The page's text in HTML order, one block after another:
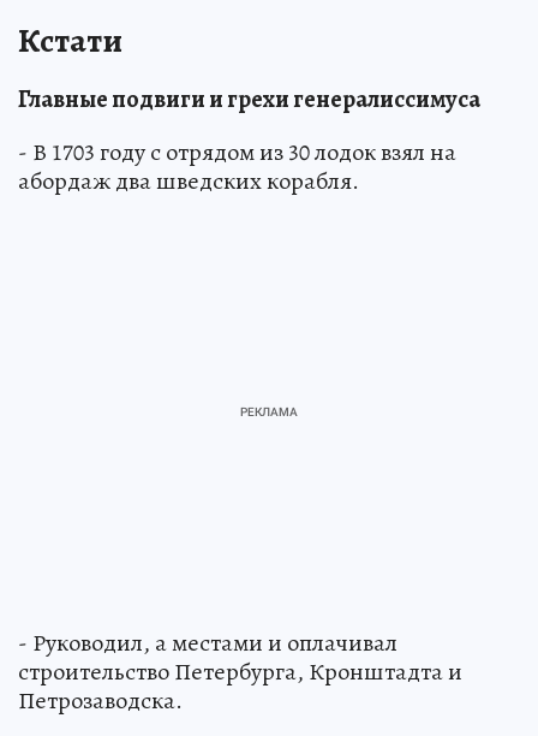
Кстати
Главные подвиги и грехи генералиссимуса
- В 1703 году с отрядом из 30 лодок взял на
абордаж два шведских корабля.
- Руководил, а местами и оплачивал
строительство Петербурга, Кронштадта и
Петрозаводска.